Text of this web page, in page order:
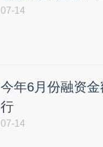
07-14
今年6月份融资
行
07-14